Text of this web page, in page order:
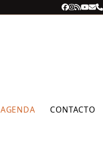
Facebook
RSS
AGENDA CONTACTO